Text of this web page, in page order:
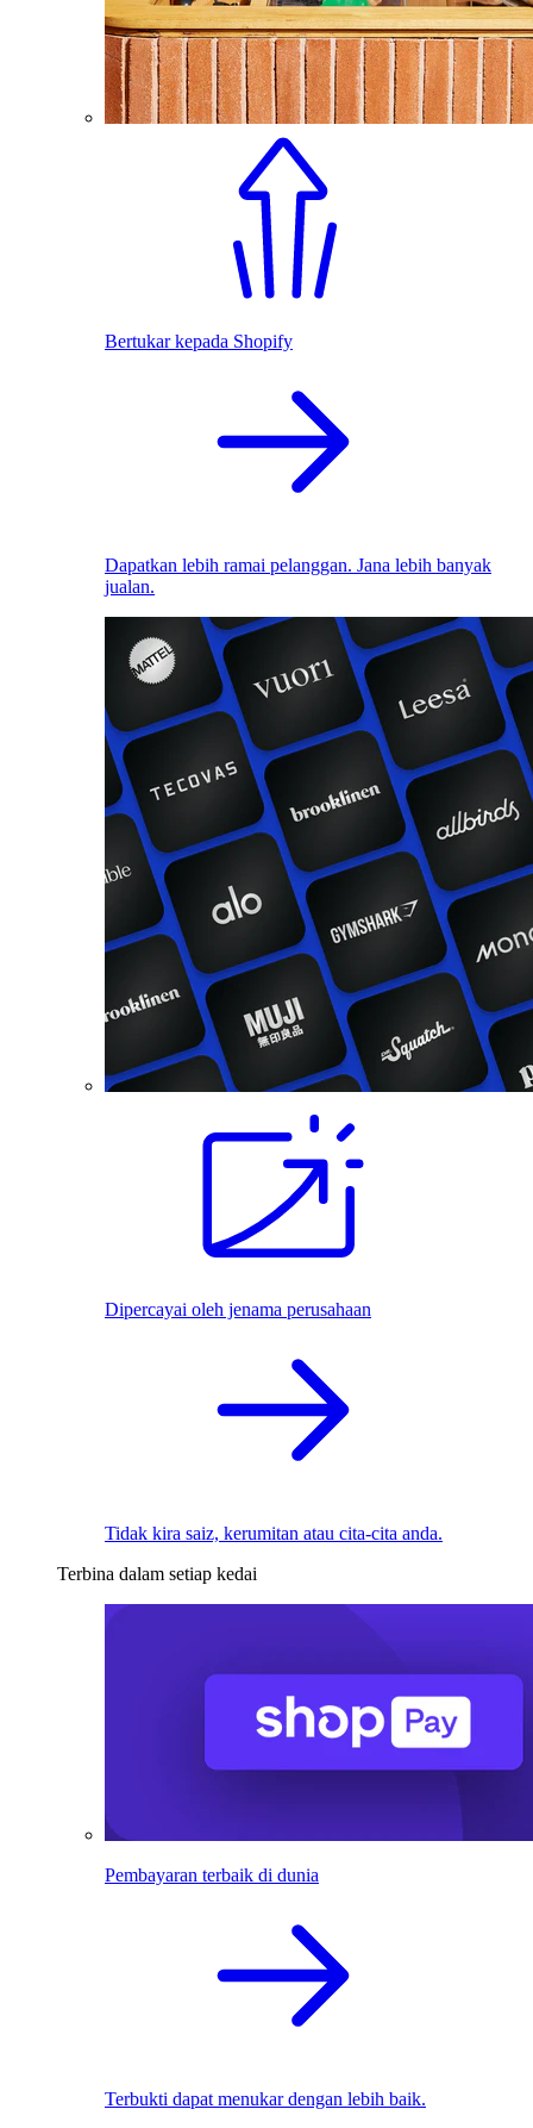
Bertukar kepada Shopify
Dapatkan lebih ramai pelanggan. Jana lebih banyak
jualan.
Dipercayai oleh jenama perusahaan
Tidak kira saiz, kerumitan atau cita-cita anda.
Terbina dalam setiap kedai
Pembayaran terbaik di dunia
Terbukti dapat menukar dengan lebih baik.